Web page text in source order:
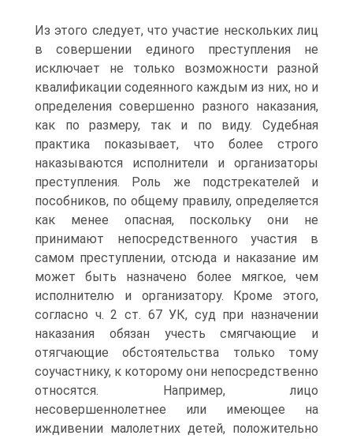
Из этого следует, что участие нескольких лиц
в совершении единого преступления не
исключает не только возможности разной
квалификации содеянного каждым из них, но и
определения совершенно разного наказания,
как по размеру, так и по виду. Судебная
практика показывает, что более строго
наказываются исполнители и организаторы
преступления. Роль же подстрекателей и
пособников, по общему правилу, определяется
как менее опасная, поскольку они не
принимают непосредственного участия в
самом преступлении, отсюда и наказание им
может быть назначено более мягкое, чем
исполнителю и организатору. Кроме этого,
согласно ч. 2 ст. 67 УК, суд при назначении
наказания обязан учесть смягчающие и
отягчающие обстоятельства только тому
соучастнику, к которому они непосредственно
относятся. Например, лицо
несовершеннолетнее или имеющее на
иждивении малолетних детей, положительно